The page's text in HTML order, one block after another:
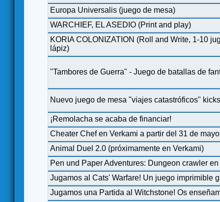
Europa Universalis (juego de mesa)
WARCHIEF, EL ASEDIO (Print and play)
KORIA COLONIZATION (Roll and Write, 1-10
lápiz)
"Tambores de Guerra" - Juego de batallas de
Nuevo juego de mesa "viajes catastróficos"
¡Remolacha se acaba de financiar!
Cheater Chef en Verkami a partir del 31 de mayo
Animal Duel 2.0 (próximamente en Verkami)
Pen und Paper Adventures: Dungeon crawler
Jugamos al Cats' Warfare! Un juego imprimible
Jugamos una Partida al Witchstone! Os